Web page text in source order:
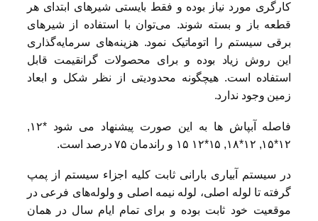
کارگری مورد نیاز بوده و فقط بایستی شیرهای ابتدای هر
قطعه باز و بسته شوند. می‌توان با استفاده از شیرهای
برقی سیستم را اتوماتیک نمود. هزینه‌های سرمایه‌گذاری
این روش زیاد بوده و برای محصولات گرانقیمت قابل
استفاده است. هیچگونه محدودیتی از نظر شکل و ابعاد
زمین وجود ندارد.
فاصله آبپاش ها به این صورت پیشنهاد می شود *۱۲,
۱۲*۱۵, ۱۲*۱۸, ۱۵*۱۵ ۱۲ و راندمان ۷۵ درصد است.
در سیستم آبیاری بارانی ثابت کلیه اجزاء سیستم از پمپ
گرفته تا لوله اصلی، لوله نیمه اصلی و ولوله‌های فرعی در
موقعیت خود ثابت بوده و برای تمام ایام سال در همان